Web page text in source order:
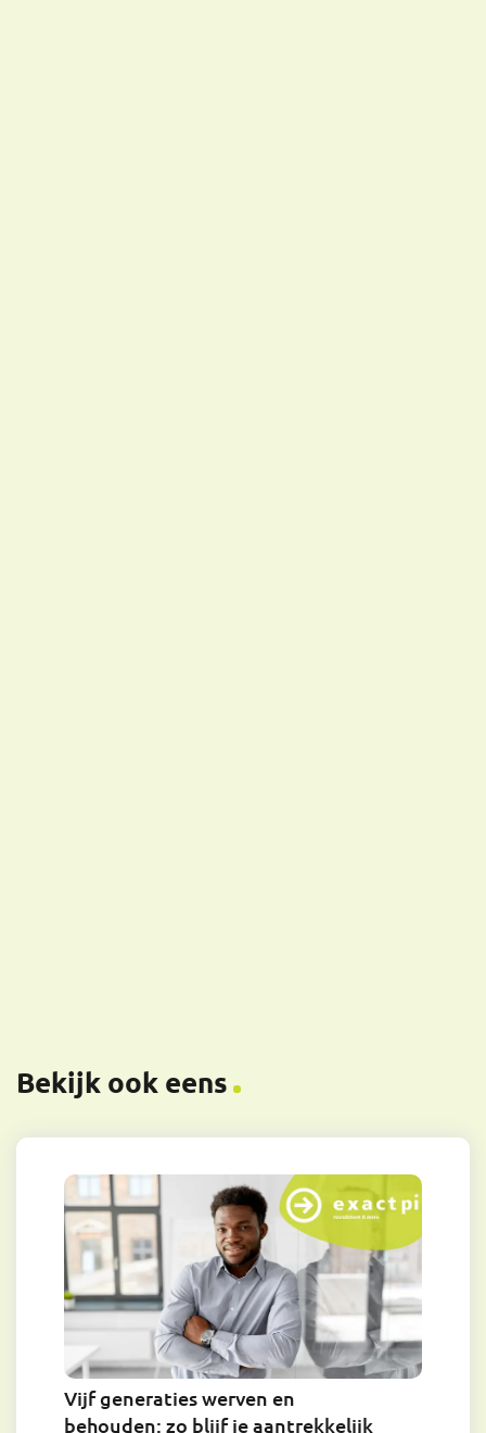
Bekijk ook eens
Vijf generaties werven en
behouden: zo blijf je aantrekkelijk